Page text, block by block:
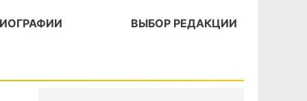
ВЫБОР РЕДАКЦИИ